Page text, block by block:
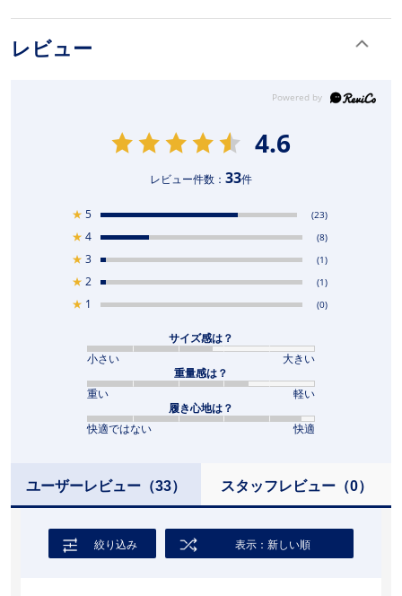
レビュー
4.6
レビュー件数： 33件
★ 5 (23)
★ 4 (8)
★ 3 (1)
★ 2 (1)
★ 1 (0)
サイズ感は？
小さい
大きい
重量感は？
重い
軽い
履き心地は？
快適ではない
快適
ユーザーレビュー（33） スタッフレビュー（0）
絞り込み 表示：新しい順